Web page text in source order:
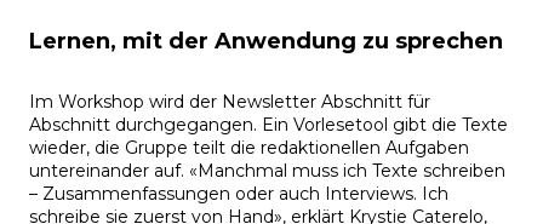
Lernen, mit der Anwendung zu sprechen
Im Workshop wird der Newsletter Abschnitt für
Abschnitt durchgegangen. Ein Vorlesetool gibt die Texte
wieder, die Gruppe teilt die redaktionellen Aufgaben
untereinander auf. «Manchmal muss ich Texte schreiben
– Zusammenfassungen oder auch Interviews. Ich
schreibe sie zuerst von Hand», erklärt Krystie Caterelo,